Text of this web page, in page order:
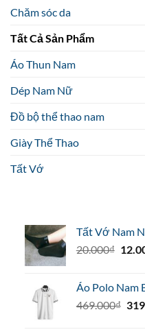
Chăm sóc da
Tất Cả Sản Phẩm
Áo Thun Nam
Dép Nam Nữ
Đồ bộ thể thao nam
Giày Thể Thao
Tất Vớ
Tất Vớ Nam
20.000₫ Giá
Áo Polo Nam
469.000₫ Giá